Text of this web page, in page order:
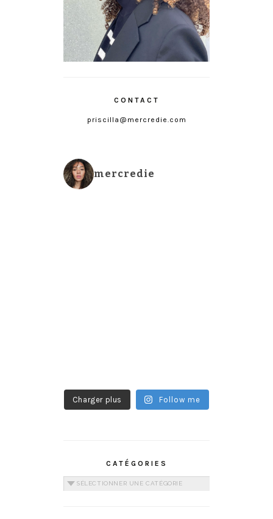
CONTACT
priscilla@mercredie.com
mercredie
Charger plus Follow me
CATÉGORIES
Catégories